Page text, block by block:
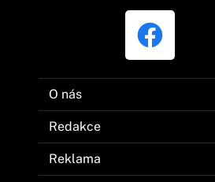
O nás
Redakce
Reklama